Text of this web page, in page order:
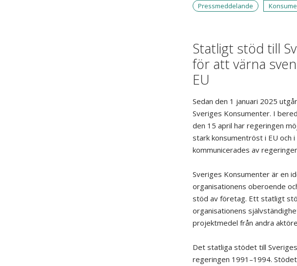
Pressmeddelande
Statligt stöd till
för att värna
EU
Sedan den 1 januari 2025
Sveriges Konsumenter. I
den 15 april har regeringen
stark konsumentröst i EU och
kommunicerades av
Sveriges Konsumenter är en
organisationens oberoende
stöd av företag. Ett statligt
organisationens
projektmedel från andra
Det statliga stödet till
regeringen 1991–1994.